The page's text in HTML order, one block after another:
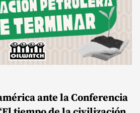
ante la Conferencia